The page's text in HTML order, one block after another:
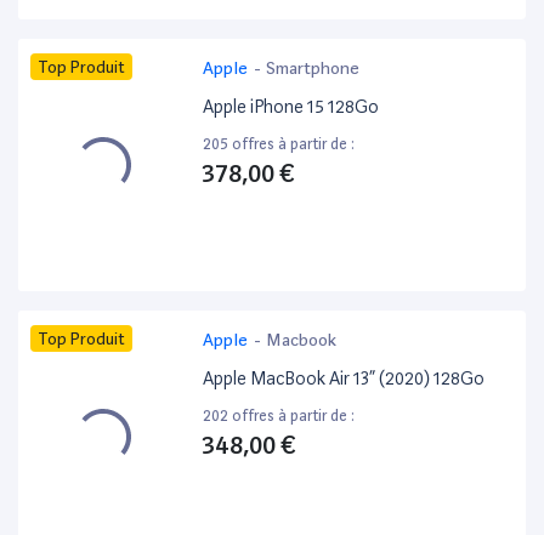
Top Produit Apple - Smartphone
Apple iPhone 15 128Go
205 offres à partir de :
378,00 €
Top Produit Apple - Macbook
Apple MacBook Air 13” (2020) 128Go
202 offres à partir de :
348,00 €